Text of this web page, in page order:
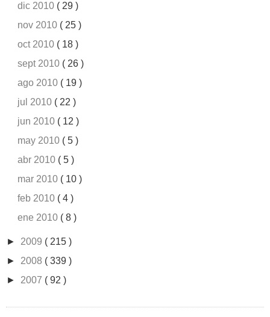
dic 2010 ( 29 )
nov 2010 ( 25 )
oct 2010 ( 18 )
sept 2010 ( 26 )
ago 2010 ( 19 )
jul 2010 ( 22 )
jun 2010 ( 12 )
may 2010 ( 5 )
abr 2010 ( 5 )
mar 2010 ( 10 )
feb 2010 ( 4 )
ene 2010 ( 8 )
► 2009 ( 215 )
► 2008 ( 339 )
► 2007 ( 92 )